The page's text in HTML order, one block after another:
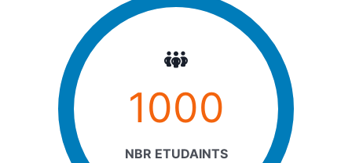
1000
NBR ETUDAINTS